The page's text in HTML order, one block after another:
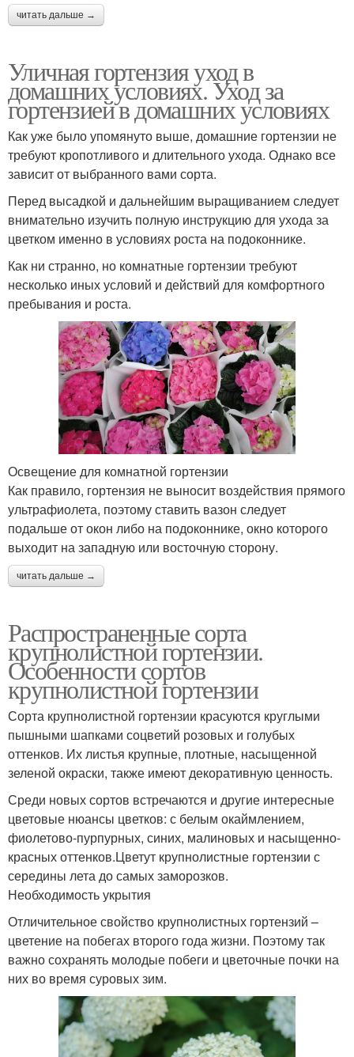
читать дальше →
Уличная гортензия уход в
домашних условиях. Уход за
гортензией в домашних условиях
Как уже было упомянуто выше, домашние гортензии не
требуют кропотливого и длительного ухода. Однако все
зависит от выбранного вами сорта.
Перед высадкой и дальнейшим выращиванием следует
внимательно изучить полную инструкцию для ухода за
цветком именно в условиях роста на подоконнике.
Как ни странно, но комнатные гортензии требуют
несколько иных условий и действий для комфортного
пребывания и роста.
Освещение для комнатной гортензии
Как правило, гортензия не выносит воздействия прямого
ультрафиолета, поэтому ставить вазон следует
подальше от окон либо на подоконнике, окно которого
выходит на западную или восточную сторону.
читать дальше →
Распространенные сорта
крупнолистной гортензии.
Особенности сортов
крупнолистной гортензии
Сорта крупнолистной гортензии красуются круглыми
пышными шапками соцветий розовых и голубых
оттенков. Их листья крупные, плотные, насыщенной
зеленой окраски, также имеют декоративную ценность.
Среди новых сортов встречаются и другие интересные
цветовые нюансы цветков: с белым окаймлением,
фиолетово-пурпурных, синих, малиновых и насыщенно-
красных оттенков.Цветут крупнолистные гортензии с
середины лета до самых заморозков.
Необходимость укрытия
Отличительное свойство крупнолистных гортензий –
цветение на побегах второго года жизни. Поэтому так
важно сохранять молодые побеги и цветочные почки на
них во время суровых зим.